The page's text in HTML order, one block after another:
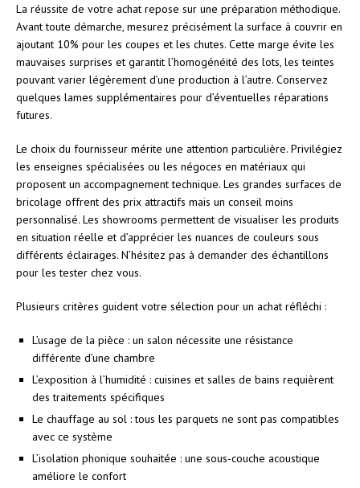
La réussite de votre achat repose sur une préparation méthodique.
Avant toute démarche, mesurez précisément la surface à couvrir en
ajoutant 10% pour les coupes et les chutes. Cette marge évite les
mauvaises surprises et garantit l’homogénéité des lots, les teintes
pouvant varier légèrement d’une production à l’autre. Conservez
quelques lames supplémentaires pour d’éventuelles réparations
futures.
Le choix du fournisseur mérite une attention particulière. Privilégiez
les enseignes spécialisées ou les négoces en matériaux qui
proposent un accompagnement technique. Les grandes surfaces de
bricolage offrent des prix attractifs mais un conseil moins
personnalisé. Les showrooms permettent de visualiser les produits
en situation réelle et d’apprécier les nuances de couleurs sous
différents éclairages. N’hésitez pas à demander des échantillons
pour les tester chez vous.
Plusieurs critères guident votre sélection pour un achat réfléchi :
L’usage de la pièce : un salon nécessite une résistance
différente d’une chambre
L’exposition à l’humidité : cuisines et salles de bains requièrent
des traitements spécifiques
Le chauffage au sol : tous les parquets ne sont pas compatibles
avec ce système
L’isolation phonique souhaitée : une sous-couche acoustique
améliore le confort